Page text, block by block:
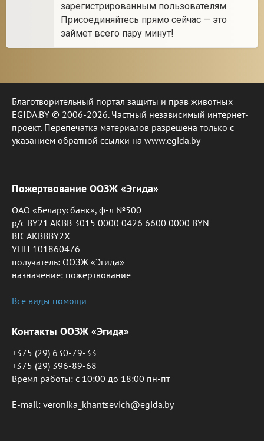
зарегистрированным пользователям.
Присоединяйтесь прямо сейчас — это
займет всего пару минут!
Благотворительный портал защиты и прав животных
EGIDA.BY © 2006-2026. Частный независимый интернет-
проект. Перепечатка материалов разрешена только с
указанием обратной ссылки на www.egida.by
Пожертвование ООЗЖ «Эгида»
ОАО «Беларусбанк», ф-л №500
р/с BY21 AKBB 3015 0000 0426 6600 0000 BYN
BIC AKBBBY2X
УНП 101860476
получатель: ООЗЖ «Эгида»
назначение: пожертвование
Все виды помощи
Контакты ООЗЖ «Эгида»
+375 (29) 630-79-33
+375 (29) 396-89-68
Время работы: c 10:00 до 18:00 пн-пт
E-mail: veronika_khantsevich@egida.by